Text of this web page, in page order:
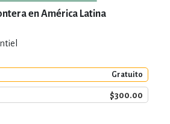
en América Latina
Gratuito
$300.00